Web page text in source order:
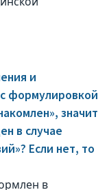
и
формулировкой
значит
в случае
Если нет, то
в